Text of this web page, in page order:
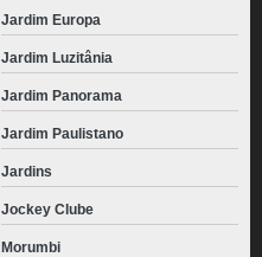
Jardim Europa
Jardim Luzitânia
Jardim Panorama
Jardim Paulistano
Jardins
Jockey Clube
Morumbi